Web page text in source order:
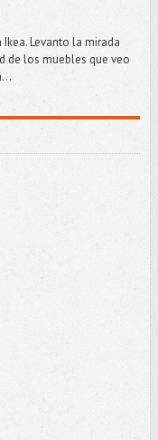
Levanto la mirada
de los muebles que veo